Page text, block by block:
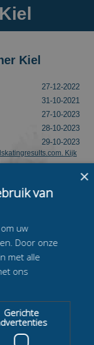
Kiel
27-12-2022
31-10-2021
27-10-2023
28-10-2023
29-10-2023
Kijk
getoond? Laat dit dan
.
×
van
uw
Door onze
met alle
ons
Gerichte